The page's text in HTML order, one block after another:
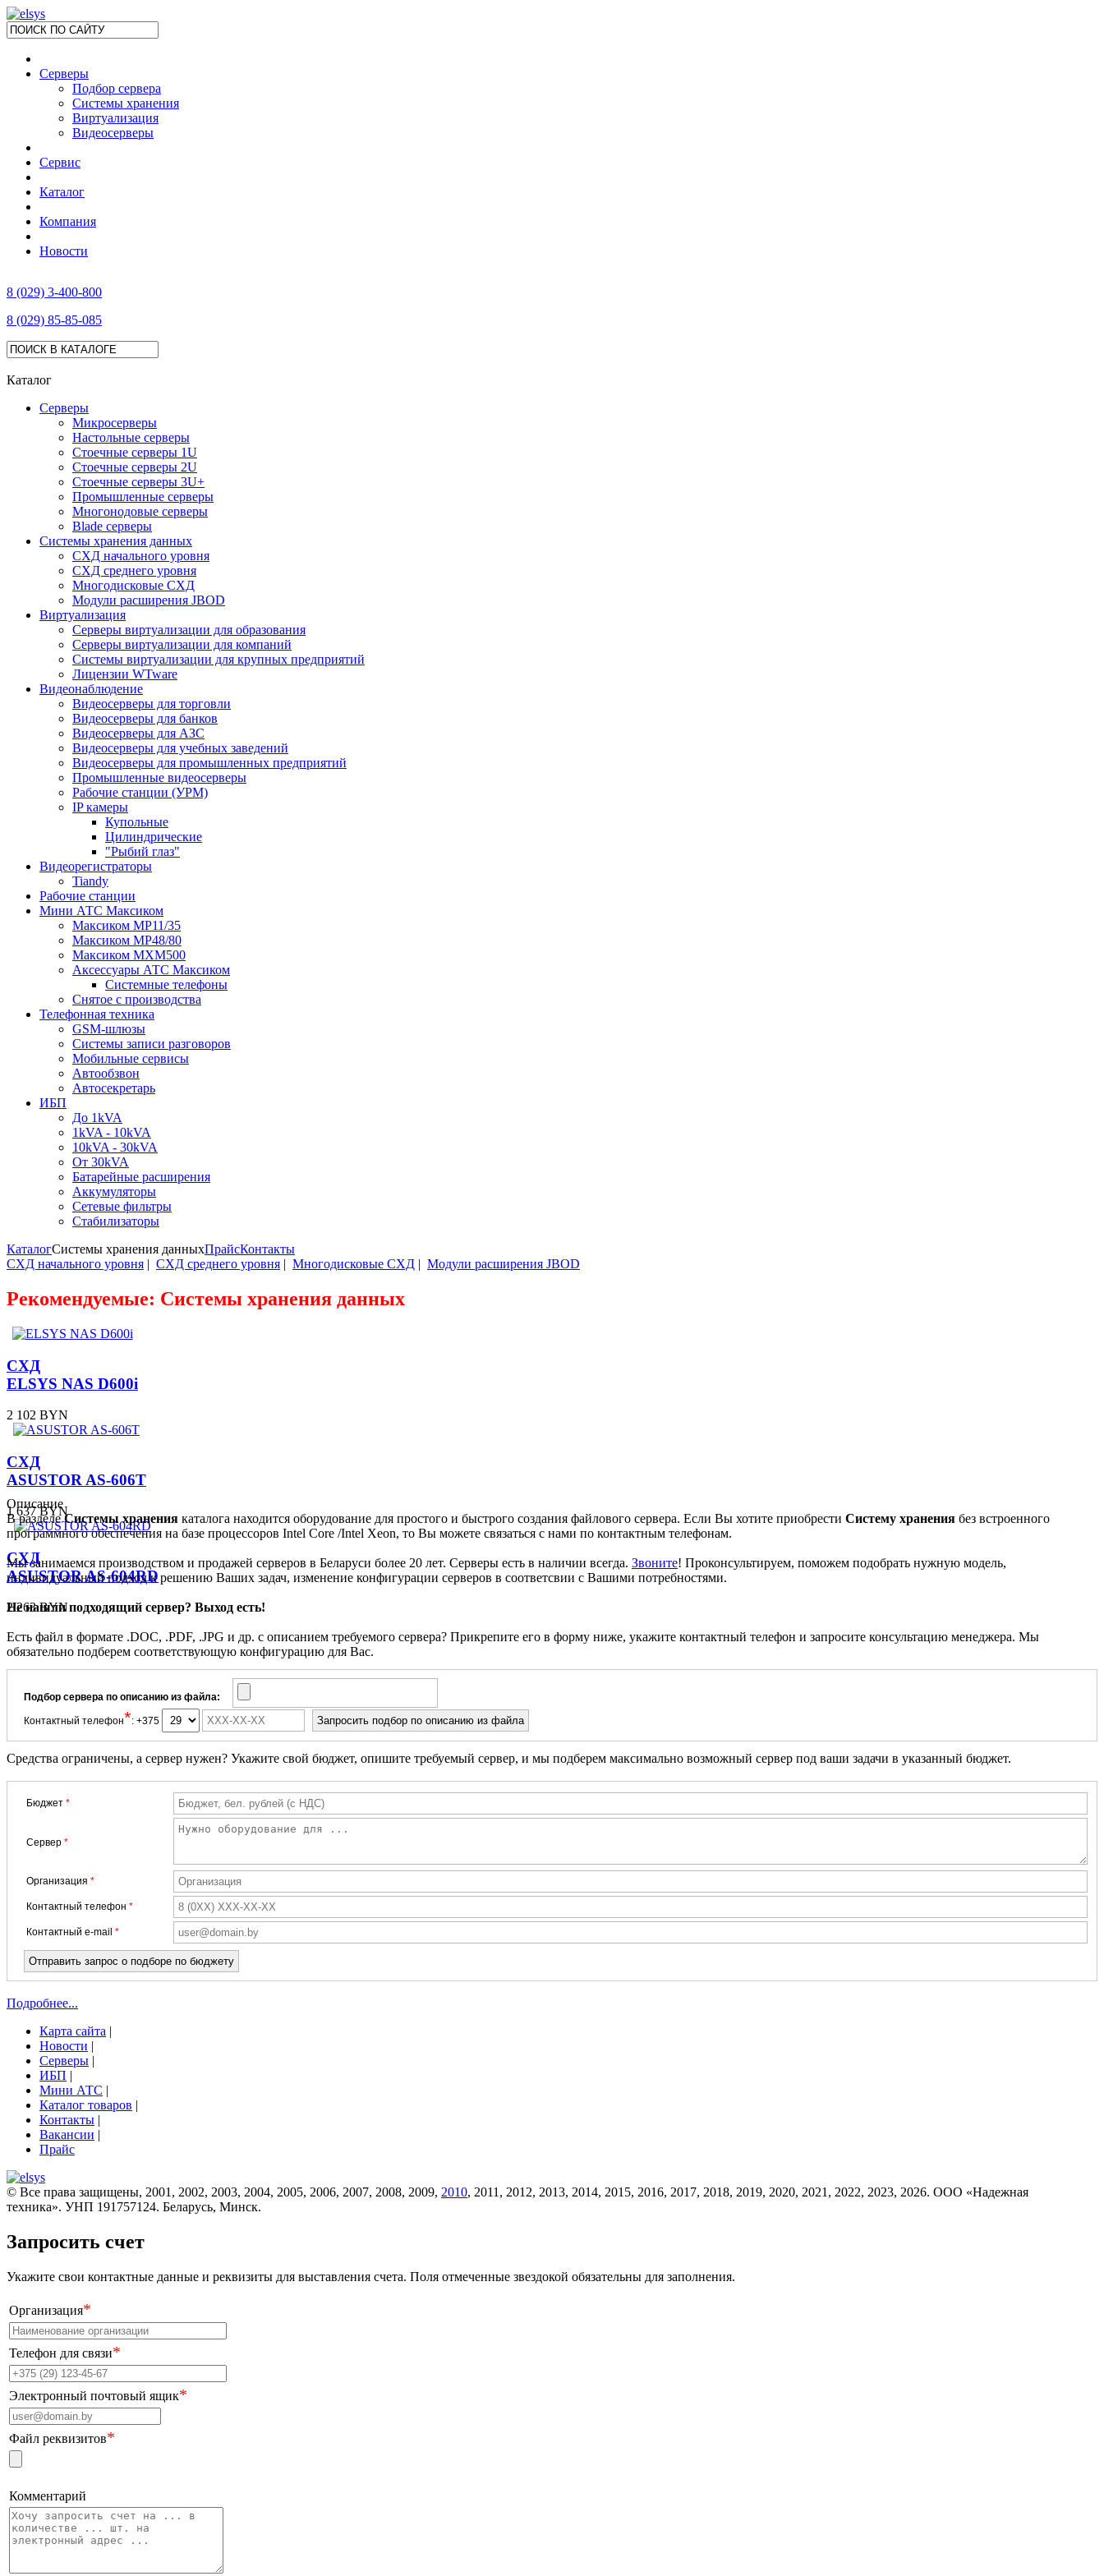
Серверы
Подбор сервера
Системы хранения
Виртуализация
Видеосерверы
Сервис
Каталог
Компания
Новости
8 (029) 3-400-800
8 (029) 85-85-085
Каталог
Серверы
Микросерверы
Настольные серверы
Стоечные серверы 1U
Стоечные серверы 2U
Стоечные серверы 3U+
Промышленные серверы
Многонодовые серверы
Blade серверы
Системы хранения данных
СХД начального уровня
СХД среднего уровня
Многодисковые СХД
Модули расширения JBOD
Виртуализация
Серверы виртуализации для образования
Серверы виртуализации для компаний
Системы виртуализации для крупных предприятий
Лицензии WTware
Видеонаблюдение
Видеосерверы для торговли
Видеосерверы для банков
Видеосерверы для АЗС
Видеосерверы для учебных заведений
Видеосерверы для промышленных предприятий
Промышленные видеосерверы
Рабочие станции (УРМ)
IP камеры
Купольные
Цилиндрические
"Рыбий глаз"
Видеорегистраторы
Tiandy
Рабочие станции
Мини АТС Максиком
Максиком MP11/35
Максиком MP48/80
Максиком MXM500
Аксессуары АТС Максиком
Системные телефоны
Снятое с производства
Телефонная техника
GSM-шлюзы
Системы записи разговоров
Мобильные сервисы
Автообзвон
Автосекретарь
ИБП
До 1kVA
1kVA - 10kVA
10kVA - 30kVA
От 30kVA
Батарейные расширения
Аккумуляторы
Сетевые фильтры
Стабилизаторы
КаталогСистемы хранения данныхПрайсКонтакты
СХД начального уровня | СХД среднего уровня | Многодисковые СХД | Модули расширения JBOD
Рекомендуемые: Системы хранения данных
СХД
ELSYS NAS D600i
2 102 BYN
СХД
ASUSTOR AS-606T
1 637 BYN
СХД
ASUSTOR AS-604RD
2 263 BYN
Описание
В разделеСистемы хранения каталога находится оборудование для простого и быстрого создания файлового сервера. Если Вы хотите приобрести Систему хранения без встроенного
программного обеспечения на базе процессоров Intel Core /Intel Xeon, то Вы можете связаться с нами по контактным телефонам.
Мы занимаемся производством и продажей серверов в Беларуси более 20 лет. Серверы есть в наличии всегда. Звоните! Проконсультируем, поможем подобрать нужную модель,
индивидуальный подход к решению Ваших задач, изменение конфигурации серверов в соответсвии с Вашими потребностями.
Не нашли подходящий сервер? Выход есть!
Есть файл в формате .DOC, .PDF, .JPG и др. с описанием требуемого сервера? Прикрепите его в форму ниже, укажите контактный телефон и запросите консультацию менеджера. Мы
обязательно подберем соответствующую конфигурацию для Вас.
Подбор сервера по описанию из файла:
Контактный телефон*: +375
Средства ограничены, а сервер нужен? Укажите свой бюджет, опишите требуемый сервер, и мы подберем максимально возможный сервер под ваши задачи в указанный бюджет.
Бюджет *
Сервер *
Организация *
Контактный телефон *
Контактный e-mail *
Подробнее...
Карта сайта |
Новости |
Серверы |
ИБП |
Мини АТС |
Каталог товаров |
Контакты |
Вакансии |
Прайс
© Все права защищены, 2001, 2002, 2003, 2004, 2005, 2006, 2007, 2008, 2009, 2010, 2011, 2012, 2013, 2014, 2015, 2016, 2017, 2018, 2019, 2020, 2021, 2022, 2023, 2026. ООО «Надежная
техника». УНП 191757124. Беларусь, Минск.
Запросить счет
Укажите свои контактные данные и реквизиты для выставления счета. Поля отмеченные звездокой обязательны для заполнения.
Организация*
Телефон для связи*
Электронный почтовый ящик*
Файл реквизитов*
Комментарий